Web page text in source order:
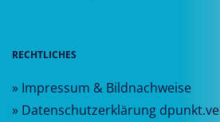
RECHTLICHES
» Impressum & Bildnachweise
» Datenschutzerklärung